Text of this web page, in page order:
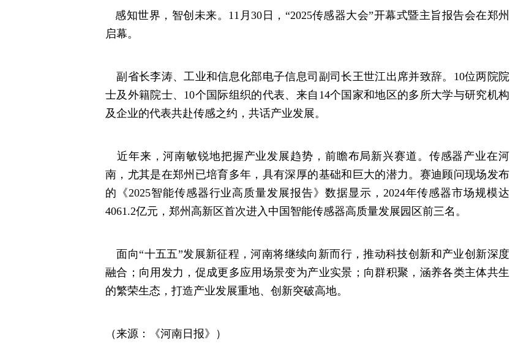
感知世界，智创未来。11月30日，“2025传感器大会”开幕式暨主旨报告会在郑州
启幕。
副省长李涛、工业和信息化部电子信息司副司长王世江出席并致辞。10位两院院
士及外籍院士、10个国际组织的代表、来自14个国家和地区的多所大学与研究机构
及企业的代表共赴传感之约，共话产业发展。
近年来，河南敏锐地把握产业发展趋势，前瞻布局新兴赛道。传感器产业在河
南，尤其是在郑州已培育多年，具有深厚的基础和巨大的潜力。赛迪顾问现场发布
的《2025智能传感器行业高质量发展报告》数据显示，2024年传感器市场规模达
4061.2亿元，郑州高新区首次进入中国智能传感器高质量发展园区前三名。
面向“十五五”发展新征程，河南将继续向新而行，推动科技创新和产业创新深度
融合；向用发力，促成更多应用场景变为产业实景；向群积聚，涵养各类主体共生
的繁荣生态，打造产业发展重地、创新突破高地。
（来源：《河南日报》）